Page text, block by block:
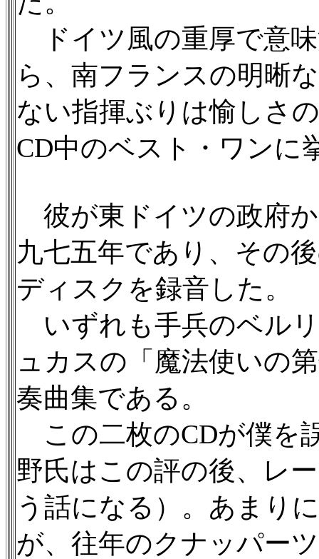
ドイツ風の重厚で意
ら、南フランスの明晰
ない指揮ぶりは愉しさ
CD中のベスト・ワンに
彼が東ドイツの政府
九七五年であり、その
ディスクを録音した。
いずれも手兵のベル
ュカスの「魔法使いの
奏曲集である。
この二枚のCDが僕を
野氏はこの評の後、レ
う話になる）。あまり
が、往年のクナッパー